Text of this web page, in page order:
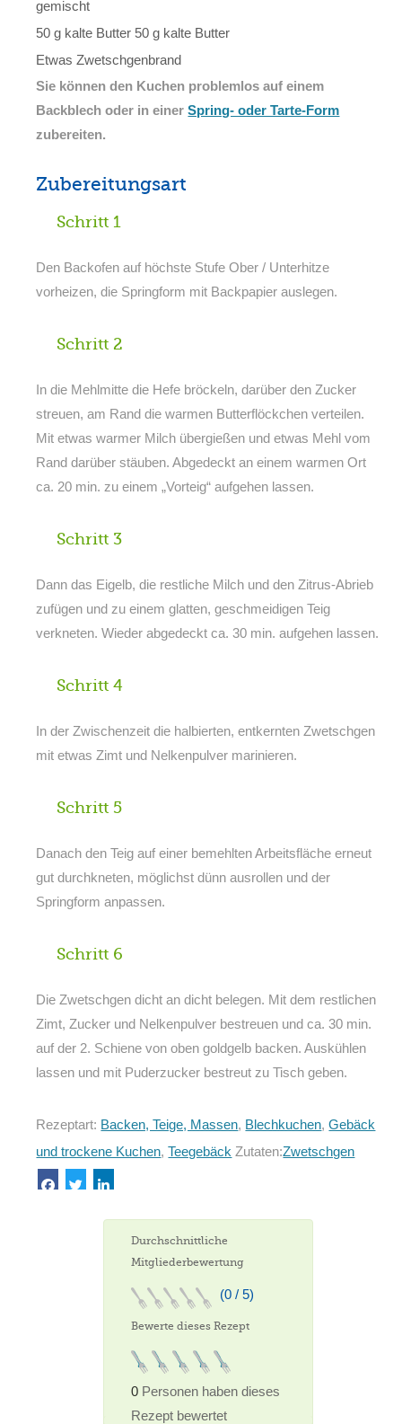
gemischt
50 g kalte Butter 50 g kalte Butter
Etwas Zwetschgenbrand
Sie können den Kuchen problemlos auf einem
Backblech oder in einerSpring- oder Tarte-Form
zubereiten.
Zubereitungsart
Schritt 1
Den Backofen auf höchste Stufe Ober / Unterhitze
vorheizen, die Springform mit Backpapier auslegen.
Schritt 2
In die Mehlmitte die Hefe bröckeln, darüber den Zucker
streuen, am Rand die warmen Butterflöckchen verteilen.
Mit etwas warmer Milch übergießen und etwas Mehl vom
Rand darüber stäuben. Abgedeckt an einem warmen Ort
ca. 20 min. zu einem „Vorteig“ aufgehen lassen.
Schritt 3
Dann das Eigelb, die restliche Milch und den Zitrus-Abrieb
zufügen und zu einem glatten, geschmeidigen Teig
verkneten. Wieder abgedeckt ca. 30 min. aufgehen lassen.
Schritt 4
In der Zwischenzeit die halbierten, entkernten Zwetschgen
mit etwas Zimt und Nelkenpulver marinieren.
Schritt 5
Danach den Teig auf einer bemehlten Arbeitsfläche erneut
gut durchkneten, möglichst dünn ausrollen und der
Springform anpassen.
Schritt 6
Die Zwetschgen dicht an dicht belegen. Mit dem restlichen
Zimt, Zucker und Nelkenpulver bestreuen und ca. 30 min.
auf der 2. Schiene von oben goldgelb backen. Auskühlen
lassen und mit Puderzucker bestreut zu Tisch geben.
Rezeptart: Backen, Teige, Massen, Blechkuchen,Gebäck
und trockene Kuchen,Teegebäck Zutaten:Zwetschgen
Durchschnittliche
Mitgliederbewertung
(0 / 5)
Bewerte dieses Rezept
0 Personen haben dieses
Rezept bewertet